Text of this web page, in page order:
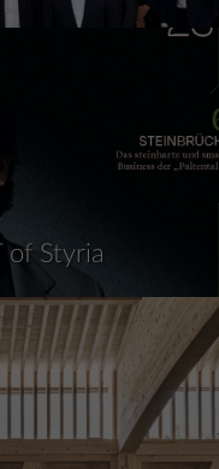
of Styria